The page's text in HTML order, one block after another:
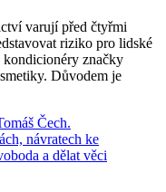
varují před čtyřmi
riziko pro lidské
značky
Důvodem je